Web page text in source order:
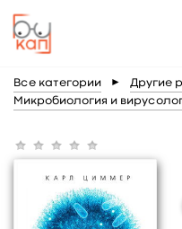
Все категории ► Другие
Микробиология и